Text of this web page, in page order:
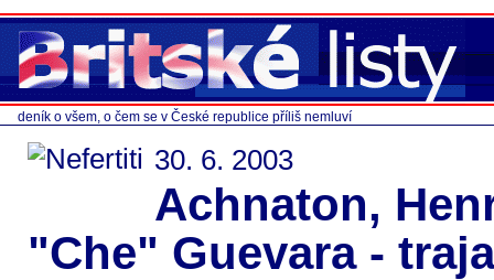
deník o všem, o čem se v České republice příliš nemluví
30. 6. 2003
Achnaton,
"Che" Guevara -